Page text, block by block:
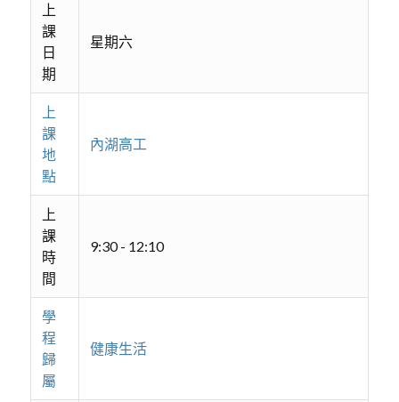
上
課
日
期
星期六
上
課
地
點
內湖高工
上
課
時
間
9:30 - 12:10
學
程
歸
屬
健康生活